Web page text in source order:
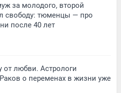
за молодого, второй
свободу: тюменцы — про
после 40 лет
от любви. Астрологи
о переменах в жизни уже